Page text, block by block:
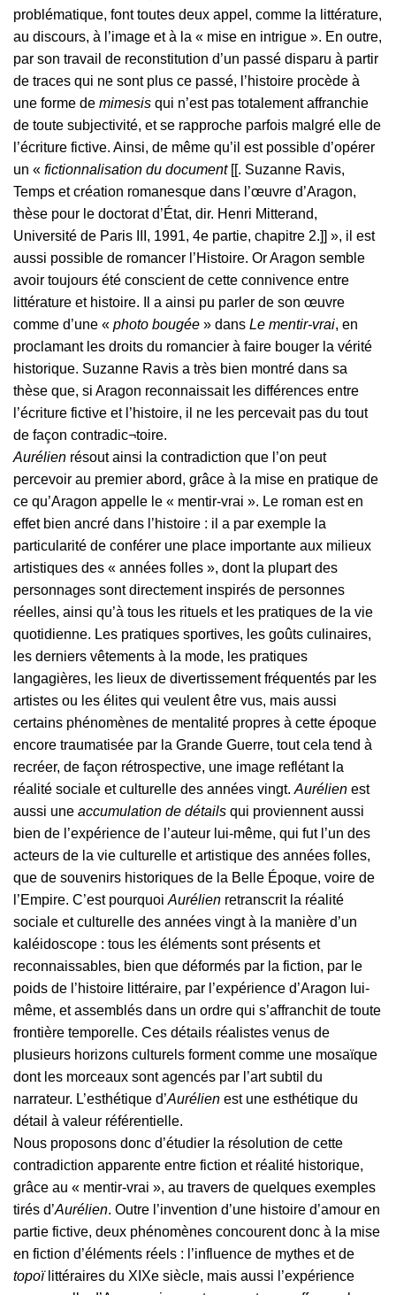
problématique, font toutes deux appel, comme la littérature,
au discours, à l’image et à la « mise en intrigue ». En outre,
par son travail de reconstitution d’un passé disparu à partir
de traces qui ne sont plus ce passé, l’histoire procède à
une forme de mimesis qui n’est pas totalement affranchie
de toute subjectivité, et se rapproche parfois malgré elle de
l’écriture fictive. Ainsi, de même qu’il est possible d’opérer
un « fictionnalisation du document [[. Suzanne Ravis,
Temps et création romanesque dans l’œuvre d’Aragon,
thèse pour le doctorat d’État, dir. Henri Mitterand,
Université de Paris III, 1991, 4e partie, chapitre 2.]] », il est
aussi possible de romancer l’Histoire. Or Aragon semble
avoir toujours été conscient de cette connivence entre
littérature et histoire. Il a ainsi pu parler de son œuvre
comme d’une « photo bougée » dans Le mentir-vrai, en
proclamant les droits du romancier à faire bouger la vérité
historique. Suzanne Ravis a très bien montré dans sa
thèse que, si Aragon reconnaissait les différences entre
l’écriture fictive et l’histoire, il ne les percevait pas du tout
de façon contradic¬toire.
Aurélien résout ainsi la contradiction que l’on peut
percevoir au premier abord, grâce à la mise en pratique de
ce qu’Aragon appelle le « mentir-vrai ». Le roman est en
effet bien ancré dans l’histoire : il a par exemple la
particularité de conférer une place importante aux milieux
artistiques des « années folles », dont la plupart des
personnages sont directement inspirés de personnes
réelles, ainsi qu’à tous les rituels et les pratiques de la vie
quotidienne. Les pratiques sportives, les goûts culinaires,
les derniers vêtements à la mode, les pratiques
langagières, les lieux de divertissement fréquentés par les
artistes ou les élites qui veulent être vus, mais aussi
certains phénomènes de mentalité propres à cette époque
encore traumatisée par la Grande Guerre, tout cela tend à
recréer, de façon rétrospective, une image reflétant la
réalité sociale et culturelle des années vingt. Aurélien est
aussi une accumulation de détails qui proviennent aussi
bien de l’expérience de l’auteur lui-même, qui fut l’un des
acteurs de la vie culturelle et artistique des années folles,
que de souvenirs historiques de la Belle Époque, voire de
l’Empire. C’est pourquoi Aurélien retranscrit la réalité
sociale et culturelle des années vingt à la manière d’un
kaléidoscope : tous les éléments sont présents et
reconnaissables, bien que déformés par la fiction, par le
poids de l’histoire littéraire, par l’expérience d’Aragon lui-
même, et assemblés dans un ordre qui s’affranchit de toute
frontière temporelle. Ces détails réalistes venus de
plusieurs horizons culturels forment comme une mosaïque
dont les morceaux sont agencés par l’art subtil du
narrateur. L’esthétique d’Aurélien est une esthétique du
détail à valeur référentielle.
Nous proposons donc d’étudier la résolution de cette
contradiction apparente entre fiction et réalité historique,
grâce au « mentir-vrai », au travers de quelques exemples
tirés d’Aurélien. Outre l’invention d’une histoire d’amour en
partie fictive, deux phénomènes concourent donc à la mise
en fiction d’éléments réels : l’influence de mythes et de
topoïlittéraires du XIXe siècle, mais aussi l’expérience